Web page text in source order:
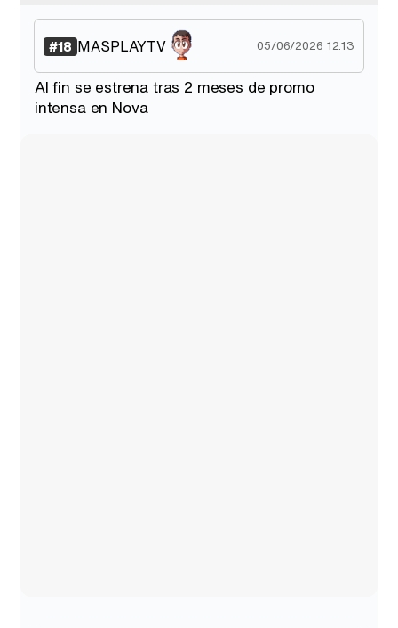
#18 MASPLAYTV 05/06/2026 12:13
Al fin se estrena tras 2 meses de promo
intensa en Nova